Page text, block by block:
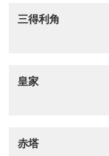
三得利角
皇家
赤塔